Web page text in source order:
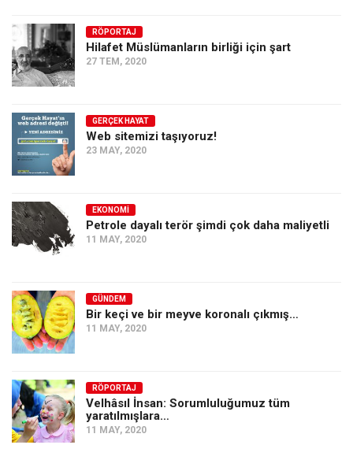
RÖPORTAJ
Hilafet Müslümanların birliği için şart
27 TEM, 2020
GERÇEK HAYAT
Web sitemizi taşıyoruz!
23 MAY, 2020
EKONOMI
Petrole dayalı terör şimdi çok daha maliyetli
11 MAY, 2020
GÜNDEM
Bir keçi ve bir meyve koronalı çıkmış…
11 MAY, 2020
RÖPORTAJ
Velhâsıl İnsan: Sorumluluğumuz tüm
yaratılmışlara…
11 MAY, 2020